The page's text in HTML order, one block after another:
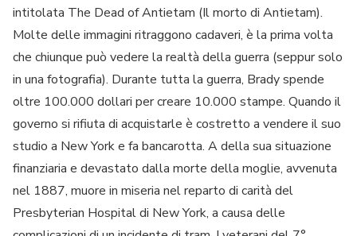
intitolata The Dead of Antietam (Il morto di Antietam).
Molte delle immagini ritraggono cadaveri, è la prima volta
che chiunque può vedere la realtà della guerra (seppur solo
in una fotografia). Durante tutta la guerra, Brady spende
oltre 100.000 dollari per creare 10.000 stampe. Quando il
governo si rifiuta di acquistarle è costretto a vendere il suo
studio a New York e fa bancarotta. A della sua situazione
finanziaria e devastato dalla morte della moglie, avvenuta
nel 1887, muore in miseria nel reparto di carità del
Presbyterian Hospital di New York, a causa delle